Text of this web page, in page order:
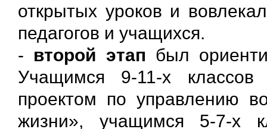
открытых уроков и
педагогов и учащихся.
- второй этап был
Учащимся 9-11-х
проектом по управлению
жизни», учащимся 5-7-х